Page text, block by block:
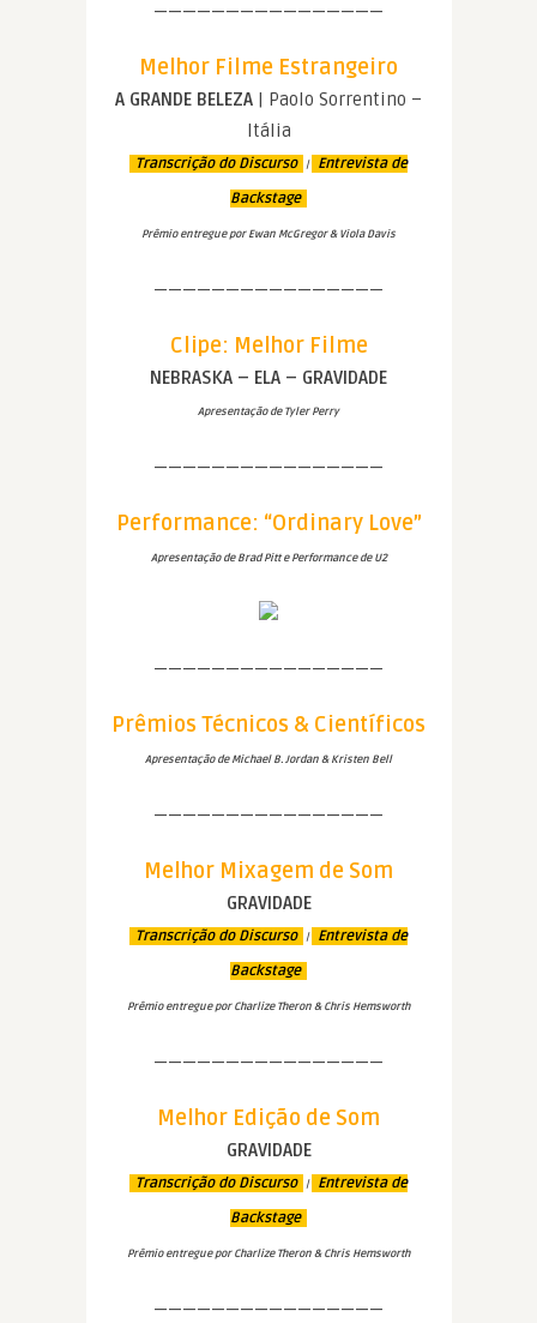
————————————————
Melhor Filme Estrangeiro
A GRANDE BELEZA | Paolo Sorrentino –
Itália
Transcrição do Discurso |
Entrevista de
Backstage
Prêmio entregue por Ewan McGregor & Viola Davis
————————————————
Clipe: Melhor Filme
NEBRASKA – ELA – GRAVIDADE
Apresentação de Tyler Perry
————————————————
Performance: “Ordinary Love”
Apresentação de Brad Pitt e Performance de U2
————————————————
Prêmios Técnicos & Científicos
Apresentação de Michael B. Jordan & Kristen Bell
————————————————
Melhor Mixagem de Som
GRAVIDADE
Transcrição do Discurso |
Entrevista de
Backstage
Prêmio entregue por Charlize Theron & Chris Hemsworth
————————————————
Melhor Edição de Som
GRAVIDADE
Transcrição do Discurso |
Entrevista de
Backstage
Prêmio entregue por Charlize Theron & Chris Hemsworth
————————————————